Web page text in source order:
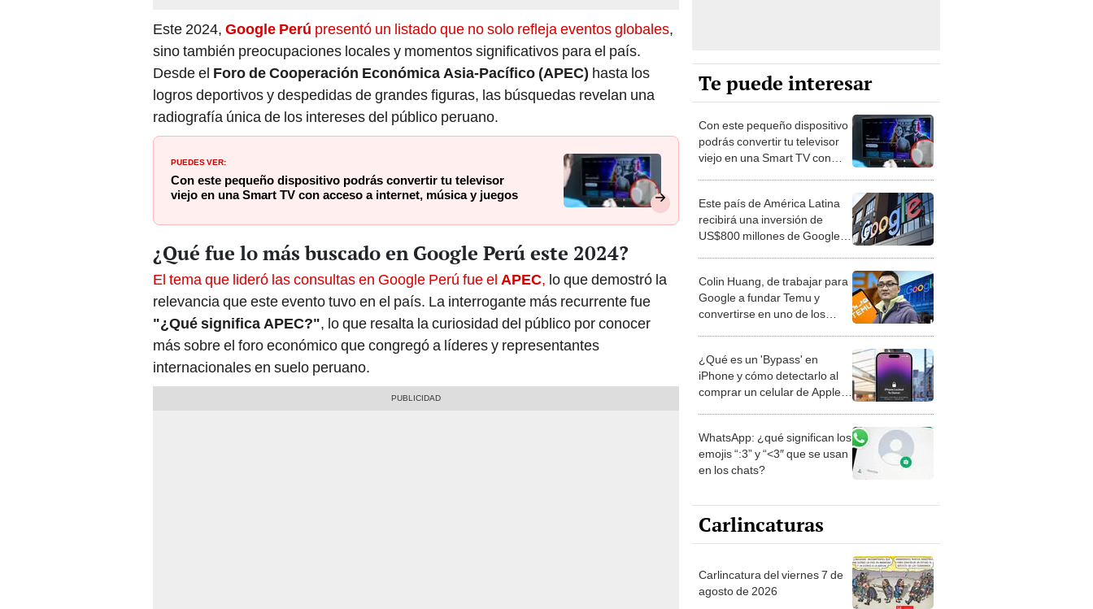
Este 2024, Google Perú presentó un listado que no solo refleja eventos globales,
sino también preocupaciones locales y momentos significativos para el país.
Desde el Foro de Cooperación Económica Asia-Pacífico (APEC) hasta los
logros deportivos y despedidas de grandes figuras, las búsquedas revelan una
radiografía única de los intereses del público peruano.
PUEDES VER:
Con este pequeño dispositivo podrás convertir tu televisor
viejo en una Smart TV con acceso a internet, música y juegos
¿Qué fue lo más buscado en Google Perú este 2024?
El tema que lideró las consultas en Google Perú fue el APEC, lo que demostró la
relevancia que este evento tuvo en el país. La interrogante más recurrente fue
"¿Qué significa APEC?", lo que resalta la curiosidad del público por conocer
más sobre el foro económico que congregó a líderes y representantes
internacionales en suelo peruano.
Te puede interesar
Con este pequeño dispositivo
podrás convertir tu televisor
viejo en una Smart TV con
Este país de América Latina
recibirá una inversión de
US$800 millones de Google
Colin Huang, de trabajar para
Google a fundar Temu y
convertirse en uno de los
¿Qué es un 'Bypass' en
iPhone y cómo detectarlo al
comprar un celular de Apple
WhatsApp: ¿qué significan los
emojis “:3” y “<3″ que se usan
en los chats?
Carlincaturas
Carlincatura del viernes 7 de
agosto de 2026